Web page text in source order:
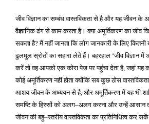
जीव विज्ञान का सम्बंध वास्तविकता से है और यह जीवन
वैज्ञानिक ढंग से काम करता है। क्या अमूर्तिकरण का जीव
सकता है?मैं नहीं जानता कि लोग जानकारी के लिए कितनी
ढुलमुल स्रोतों का सहारा लेते हैं। बहरहाल ‘जीव विज्ञान में
करें तो वह आपको एक कोरा पेज पर पहुंचा देता है,जहां यह
कोई अमूर्तिकरण नहीं होता क्योंकि सब कुछ ठोस
आशय जीवन के अध्ययन से है, और अमूर्तिकरण में यह भी
समष्टि के हिस्सों को अलग–अलग करना और उन्हें आसान
जीवन की बहु–स्तरीय वास्तविकता का प्रतिनिधित्व कर